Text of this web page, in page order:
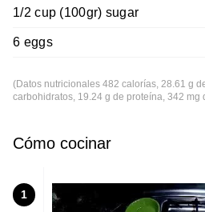
1/2 cup (100gr) sugar
6 eggs
(Datos nutricionales 482 calorías, 28.61 g
carbohidratos, 19.24 g de proteína, 342 mg
Cómo cocinar
1